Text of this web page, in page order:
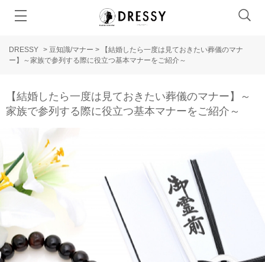
DRESSY > 豆知識/マナー >
【結婚したら一度は見ておきたい葬儀のマナ
ー】～家族で参列する際に役立つ基本マナーをご紹介～
【結婚したら一度は見ておきたい葬儀のマナー】～
家族で参列する際に役立つ基本マナーをご紹介～